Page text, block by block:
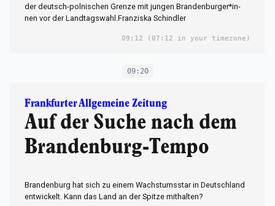
der deutsch-polnischen Grenze mit jungen­ Bran­den­bur­ge­r*in­
nen vor der Landtagswahl.Franziska Schindler
09:12 (07:12 in your timezone)
09:20
Frankfurter Allgemeine Zeitung
Auf der Suche nach dem
Brandenburg-Tempo
Brandenburg hat sich zu einem Wachstumsstar in Deutschland
entwickelt. Kann das Land an der Spitze mithalten?